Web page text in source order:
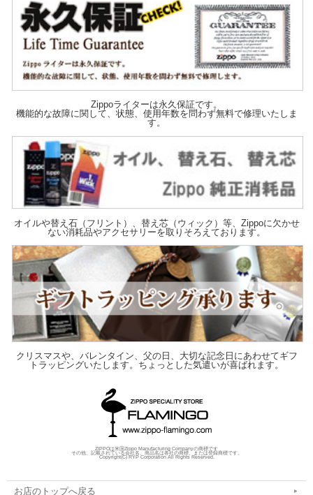
Zippoライターは永久保証です。
機能的な故障に関して、状態、使用年数を問わず無料で修理いたしま
す。
オイルや替え石（フリント）、替え芯（ウィック）等、Zippoに欠かせ
ない消耗品やアクセサリーを取りそろえております。
クリスマスや、バレンタイン、父の日、大切な記念日にあわせてギフ
トラッピングいたします。ちょっとした気遣いが喜ばれます。
ZIPPOは米国Zippo Manufacturing Companyの商標です
その他、記載されている会社名、商品名は各社の商標、または登録商標です。
Copyright(C) RYP Corporation All Rights Reserved.
お店のトップへ戻る